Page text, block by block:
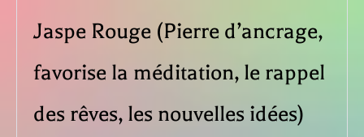
Jaspe Rouge (Pierre d’ancrage,
favorise la méditation, le rappel
des rêves, les nouvelles idées)